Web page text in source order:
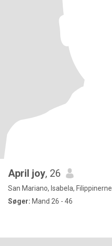
April joy, 26
San Mariano, Isabela, Filippinerne
Søger: Mand 26 - 46